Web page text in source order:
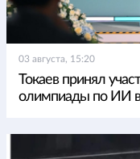
03 августа, 15:20
Токаев принял
олимпиады по ИИ